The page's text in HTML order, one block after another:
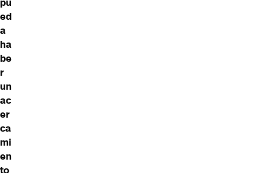
ed
a
ha
be
r
un
ac
er
ca
mi
en